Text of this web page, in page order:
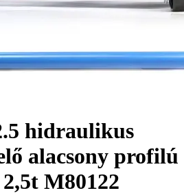
hidraulikus
alacsony profilú
M80122